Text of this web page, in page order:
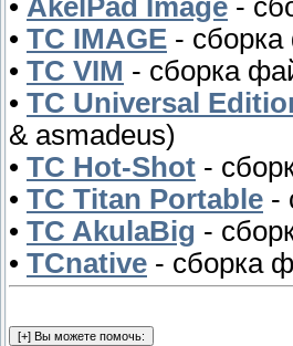
• AkelPad Image -
• TC IMAGE -
• TC VIM - сборка
• TC Universal
& asmadeus)
• TC Hot-Shot -
• TC Titan Portable -
• TC AkulaBig -
• TCnative - сборка